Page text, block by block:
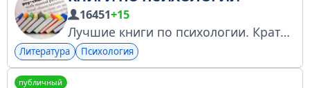
16451+15
Лучшие книги по психологии. Краткое содержание. Цитаты И не только. по всем вопросам можно писать в «сообщения каналу»
Литература Психология
публичный